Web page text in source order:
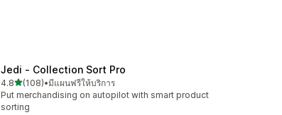
Jedi ‑ Collection Sort Pro
4.8เต็ม 5 ดาว
(108)
ทั้งหมด 108 รีวิว
•มีแผนฟรีให้บริการ
Put merchandising on autopilot with smart product
sorting